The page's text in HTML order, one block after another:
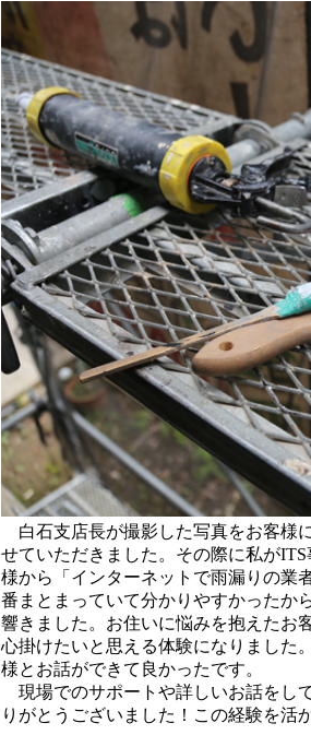
白石支店長が撮影した写真をお客様
せていただきました。その際に私が
様から「インターネットで雨漏りの業
番まとまっていて分かりやすかったか
響きました。お住いに悩みを抱えたお
心掛けたいと思える体験になりました
様とお話ができて良かったです。
現場でのサポートや詳しいお話をし
りがとうございました！この経験を活